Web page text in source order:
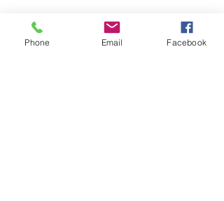
Os recursos humanos são
compostos por Diretora Técnica,
Phone Email Facebook